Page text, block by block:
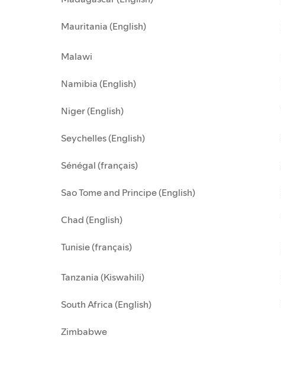
Mauritania (English)
Malawi
Namibia (English)
Niger (English)
Seychelles (English)
Sénégal (français)
Sao Tome and Principe (English)
Chad (English)
Tunisie (français)
Tanzania (Kiswahili)
South Africa (English)
Zimbabwe